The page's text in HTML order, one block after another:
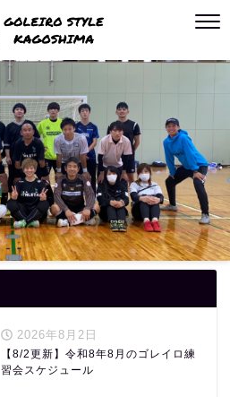
2026年8月2日
【8/2更新】令和8年8月のゴレイロ練
習会スケジュール